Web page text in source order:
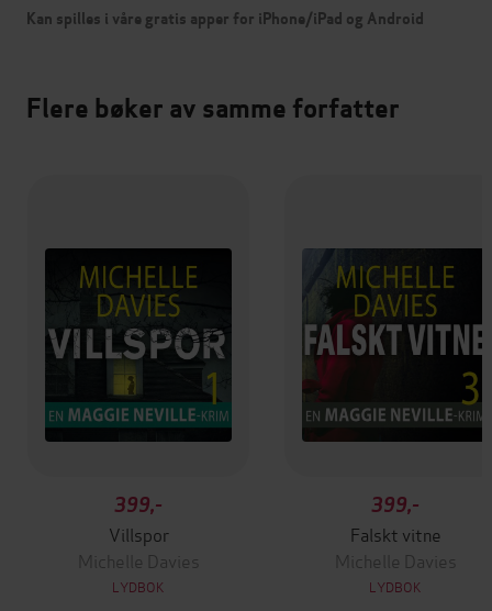
Kan spilles i våre gratis apper for iPhone/iPad og Android
Flere bøker av samme forfatter
399,-
Villspor
Michelle Davies
LYDBOK
399,-
Falskt vitne
Michelle Davies
LYDBOK